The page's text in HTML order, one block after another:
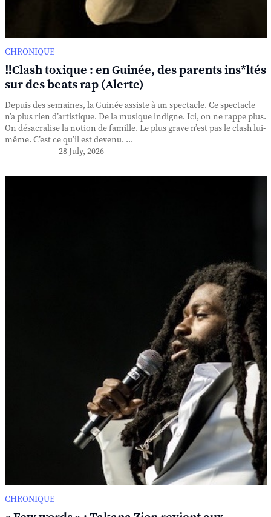
CHRONIQUE
‼️Clash toxique : en Guinée, des parents ins*ltés
sur des beats rap (Alerte)
Depuis des semaines, la Guinée assiste à un spectacle. Ce spectacle
n’a plus rien d’artistique. De la musique indigne. Ici, on ne rappe plus.
On désacralise la notion de famille. Le plus grave n’est pas le clash lui-
même. C’est ce qu’il est devenu. ...
28 July, 2026
CHRONIQUE